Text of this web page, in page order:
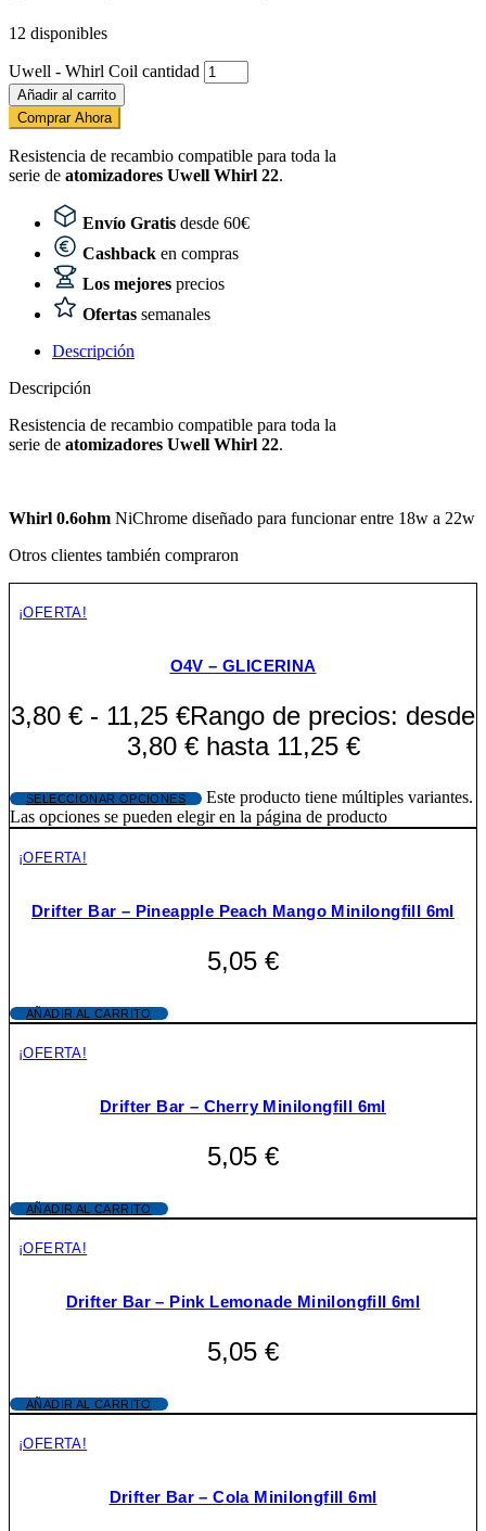
12 disponibles
Uwell - Whirl Coil cantidad
Añadir al carrito
Comprar Ahora
Resistencia de recambio compatible para toda la
serie de atomizadores Uwell Whirl 22.
Envío Gratis desde 60€
Cashback en compras
Los mejores precios
Ofertas semanales
Descripción
Descripción
Resistencia de recambio compatible para toda la
serie de atomizadores Uwell Whirl 22.
Whirl 0.6ohm NiChrome diseñado para funcionar entre 18w a 22w
Otros clientes también compraron
¡OFERTA!
O4V – GLICERINA
3,80 € - 11,25 €Rango de precios: desde
3,80 € hasta 11,25 €
SELECCIONAR OPCIONES
Este producto tiene múltiples variantes.
Las opciones se pueden elegir en la página de producto
¡OFERTA!
Drifter Bar – Pineapple Peach Mango Minilongfill 6ml
5,05 €
AÑADIR AL CARRITO
¡OFERTA!
Drifter Bar – Cherry Minilongfill 6ml
5,05 €
AÑADIR AL CARRITO
¡OFERTA!
Drifter Bar – Pink Lemonade Minilongfill 6ml
5,05 €
AÑADIR AL CARRITO
¡OFERTA!
Drifter Bar – Cola Minilongfill 6ml